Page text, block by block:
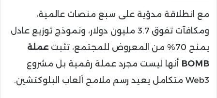
مع انطلاقة مدوّية على سبع منصات عالمية،
ومكافآت تفوق 3.7 مليون دولار، ونموذج توزيع عادل
يمنح 70% من المعروض للمجتمع، تثبت
عملة
BOMB أنها ليست مجرد عملة رقمية بل مشروع
Web3 متكامل يعيد رسم ملامح ألعاب البلوكتشين.